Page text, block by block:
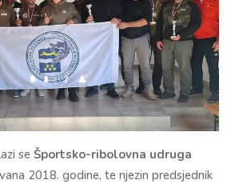
se Športsko-ribolovna udruga
2018. godine, te njezin predsjednik